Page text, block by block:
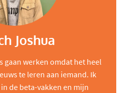
Joshua
gaan werken omdat het heel
te leren aan iemand. Ik
de beta-vakken en mijn